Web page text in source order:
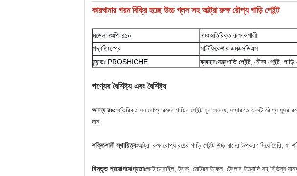
কারখানায় গরম বিক্রি হচ্ছে উচ্চ গ্লস সহ আল্ট্রা রুক্ষ রৌপ্য গাড়ি পেইন্ট
মডেল নংঃপি-৪১০
নামঃঅতিরিক্ত রুক্ষ রূপালী
পদ্ধতিঃস্প্রে
সার্টিফিকেশনঃ এমএসডিএস
ব্র্যান্ডঃ PROSHICHE
ব্যবহারঃযন্ত্রপাতি পেইন্ট, নৌকা পেইন্ট, গাড়ি
পণ্যের বৈশিষ্ট্য এবং বৈশিষ্ট্য
অনন্য রঙ:অতিরিক্ত ঘন রৌপ্য রঙের গাড়ির পেইন্ট খুব অনন্য, সাধারণত একটি রৌপ্য ধূসর
দান.
শক্তিশালী স্থায়িত্বঃআল্ট্রা রুক্ষ রৌপ্য রঙের গাড়ি পেইন্ট উচ্চ মানের উপকরণ দিয়ে তৈরি, যা
বিস্তৃত প্রয়োগযোগ্যতাঃঅটোমোবাইল, ট্রাক, মোটরসাইকেল, ট্রেলার ইত্যাদি সহ বিভিন্ন